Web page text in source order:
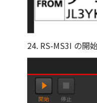
24. RS-MS3I の開